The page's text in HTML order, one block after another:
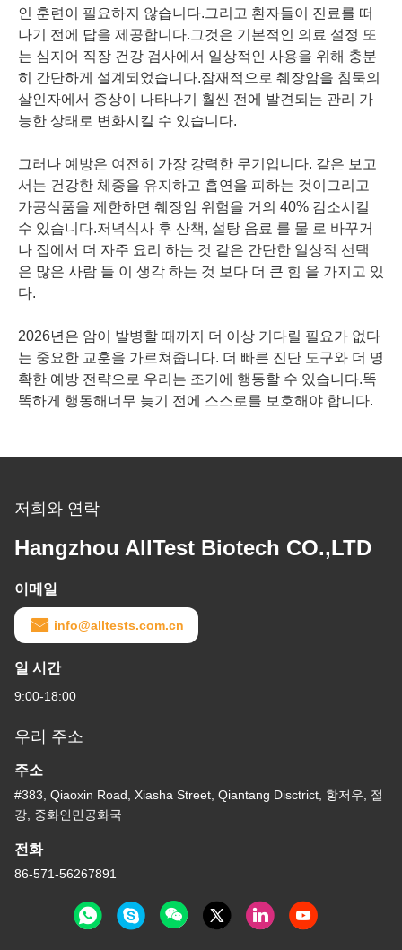
인 훈련이 필요하지 않습니다.그리고 환자들이 진료를 떠
나기 전에 답을 제공합니다.그것은 기본적인 의료 설정 또
는 심지어 직장 건강 검사에서 일상적인 사용을 위해 충분
히 간단하게 설계되었습니다.잠재적으로 췌장암을 침묵의
살인자에서 증상이 나타나기 훨씬 전에 발견되는 관리 가
능한 상태로 변화시킬 수 있습니다.
그러나 예방은 여전히 가장 강력한 무기입니다. 같은 보고
서는 건강한 체중을 유지하고 흡연을 피하는 것이그리고
가공식품을 제한하면 췌장암 위험을 거의 40% 감소시킬
수 있습니다.저녁식사 후 산책, 설탕 음료 를 물 로 바꾸거
나 집에서 더 자주 요리 하는 것 같은 간단한 일상적 선택
은 많은 사람 들 이 생각 하는 것 보다 더 큰 힘 을 가지고 있
다.
2026년은 암이 발병할 때까지 더 이상 기다릴 필요가 없다
는 중요한 교훈을 가르쳐줍니다. 더 빠른 진단 도구와 더 명
확한 예방 전략으로 우리는 조기에 행동할 수 있습니다.똑
똑하게 행동해너무 늦기 전에 스스로를 보호해야 합니다.
저희와 연락
Hangzhou AllTest Biotech CO.,LTD
이메일
info@alltests.com.cn
일 시간
9:00-18:00
우리 주소
주소
#383, Qiaoxin Road, Xiasha Street, Qiantang Disctrict, 항저우, 절
강, 중화인민공화국
전화
86-571-56267891